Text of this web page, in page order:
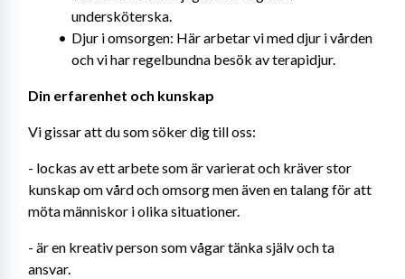
undersköterska.
Djur i omsorgen: Här arbetar vi med djur i vården
och vi har regelbundna besök av terapidjur.
Din erfarenhet och kunskap
Vi gissar att du som söker dig till oss:
- lockas av ett arbete som är varierat och kräver stor
kunskap om vård och omsorg men även en talang för att
möta människor i olika situationer.
- är en kreativ person som vågar tänka själv och ta
ansvar.